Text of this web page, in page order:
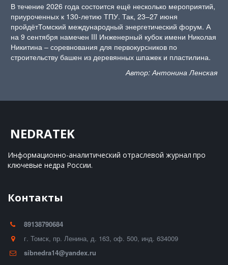
В течение 2026 года состоится ещё несколько мероприятий,
приуроченных к 130-летию ТПУ. Так, 23–27 июня
пройдётТомский международный энергетический форум. А
на 9 сентября намечен III Инженерный кубок имени Николая
Никитина – соревнования для первокурсников по
строительству башен из деревянных шпажек и пластилина.
Автор: Антонина Ленская
NEDRATEK
Информационно-аналитический отраслевой журнал про
ключевые недра России.
Контакты
89138790684
г. Томск, пр. Ленина, д. 163, оф. 500, инд. 634009
sibnedra14@yandex.ru